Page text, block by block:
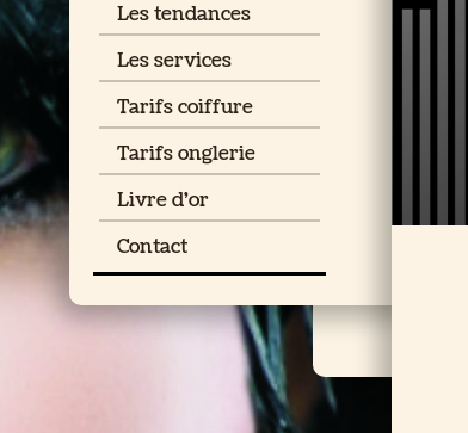
Les tendances
Les services
Tarifs coiffure
Tarifs onglerie
Livre d'or
Contact